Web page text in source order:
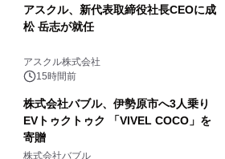
アスクル、新代表取締役社長CEOに成
松 岳志が就任
アスクル株式会社
15時間前
株式会社バブル、伊勢原市へ3人乗り
EVトゥクトゥク 「VIVEL COCO」を
寄贈
株式会社バブル